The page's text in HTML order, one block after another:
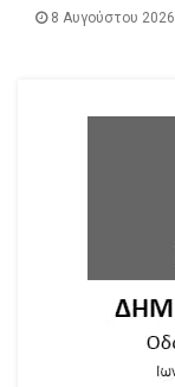
8 Αυγούστου 2026